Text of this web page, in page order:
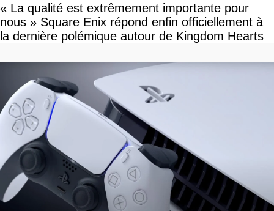
« La qualité est extrêmement importante pour
nous » Square Enix répond enfin officiellement à
la dernière polémique autour de Kingdom Hearts